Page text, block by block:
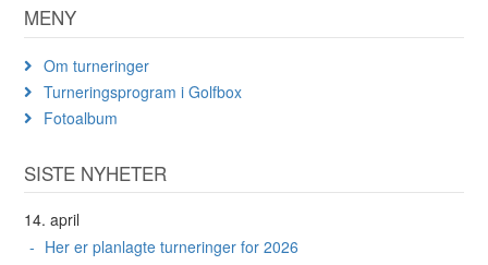
MENY
Om turneringer
Turneringsprogram i Golfbox
Fotoalbum
SISTE NYHETER
14. april
Her er planlagte turneringer for 2026